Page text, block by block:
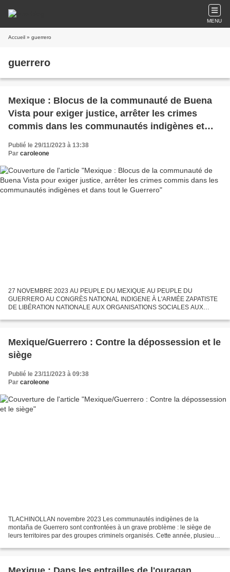
MENU
Accueil » guerrero
guerrero
Mexique : Blocus de la communauté de Buena
Vista pour exiger justice, arrêter les crimes
commis dans les communautés indigènes et
dans tout le Guerrero
Publié le 29/11/2023 à 13:38
Par caroleone
27 NOVEMBRE 2023 AU PEUPLE DU MEXIQUE AU PEUPLE DU
GUERRERO AU CONGRÈS NATIONAL INDIGENE À L'ARMÉE ZAPATISTE
DE LIBÉRATION NATIONALE AUX ORGANISATIONS SOCIALES AUX
DE RÉSISTANCE DES PEUPLES À L'ORGANISATION...
Mexique/Guerrero : Contre la dépossession et le
siège
Publié le 23/11/2023 à 09:38
Par caroleone
TLACHINOLLAN novembre 2023 Les communautés indigènes de la
montaña de Guerrero sont confrontées à un grave problème : le siège de
leurs territoires par des groupes criminels organisés. Cette année, plusieurs